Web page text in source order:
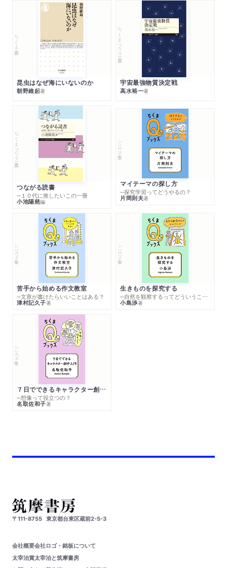
ちくま新書
昆虫はなぜ海にいないのか
朝野維起著
ちくまプリマー新書
宇宙最強物質決定戦
高水裕一著
ちくまプリマー新書
つながる読書
─１０代に推したいこの一冊
小池陽慈編
シリーズ・全集
マイテーマの探し方
─探究学習ってどうやるの？
片岡則夫著
シリーズ・全集
苦手から始める作文教室
─文章が書けたらいいことはある？
津村記久子著
シリーズ・全集
生きものを探究する
─自然を観察するってどういうこと？
小島渉著
シリーズ・全集
７日でできるキャラクター創作入門
─想像って役立つの？
名取佐和子著
〒111-8755 東京都台東区蔵前2-5-3
会社概要会社ロゴ・銘板について
太宰治賞太宰治と筑摩書房